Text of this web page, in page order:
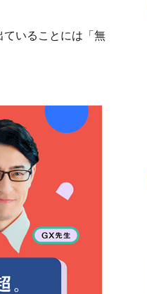
いることには「無